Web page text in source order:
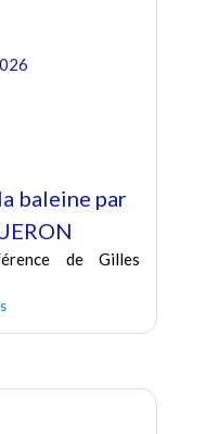
baleine par
de Gilles